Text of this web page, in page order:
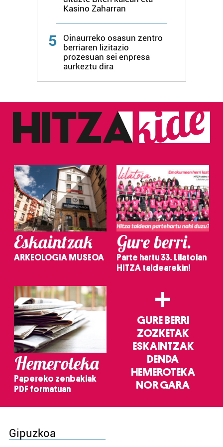
Kasino Zaharran
5
Oinaurreko osasun zentro
berriaren lizitazio
prozesuan sei enpresa
aurkeztu dira
Eskaintzak
ARKEOLOGIA MUSEOA
Gure berri.
Parte hartu 33. Lilatoian
HITZA taldearekin!
Hemeroteka
Papereko zenbakiak
PDF formatuan
+
GURE BERRI
ZOZKETAK
ESKAINTZAK
DENDA
HEMEROTEKA
NOR GARA
Gipuzkoa